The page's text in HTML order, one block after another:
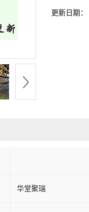
更新日期：
华堂聚瑞